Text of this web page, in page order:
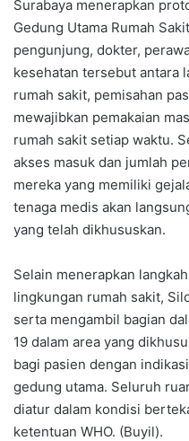
Surabaya menerapkan
Gedung Utama Rumah
pengunjung, dokter,
kesehatan tersebut antara
rumah sakit, pemisahan
mewajibkan pemakaian
rumah sakit setiap waktu.
akses masuk dan jumlah
mereka yang memiliki
tenaga medis akan
yang telah dikhususkan.
Selain menerapkan
lingkungan rumah sakit,
serta mengambil bagian
19 dalam area yang
bagi pasien dengan
gedung utama. Seluruh
diatur dalam kondisi
ketentuan WHO. (Buyil).